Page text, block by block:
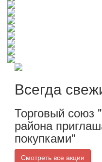
Всегда
Торговый союз
района
покупками"
Смотреть все акции